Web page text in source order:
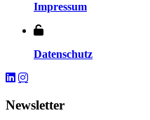
Impressum
Datenschutz
Newsletter